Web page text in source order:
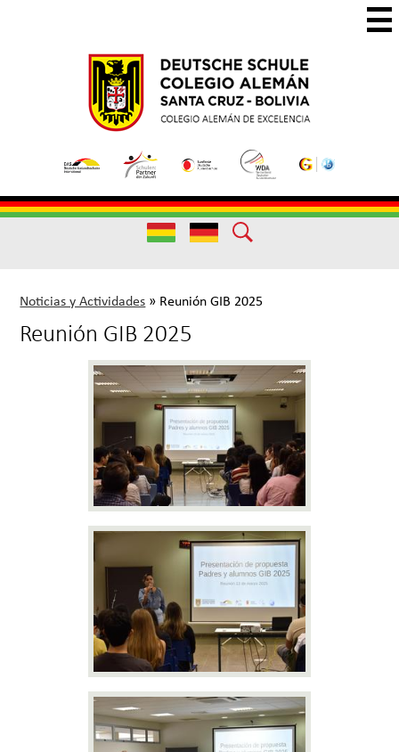
to
main
content
Colegio
Santa
Cruz
Colegio
de
Excelencia
Useful
Links
Useful
Noticias y Actividades » Reunión GIB 2025
Reunión GIB 2025